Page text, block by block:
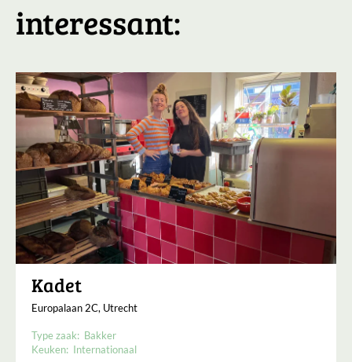
interessant:
Kadet
Europalaan 2C, Utrecht
Type zaak: Bakker
Keuken: Internationaal